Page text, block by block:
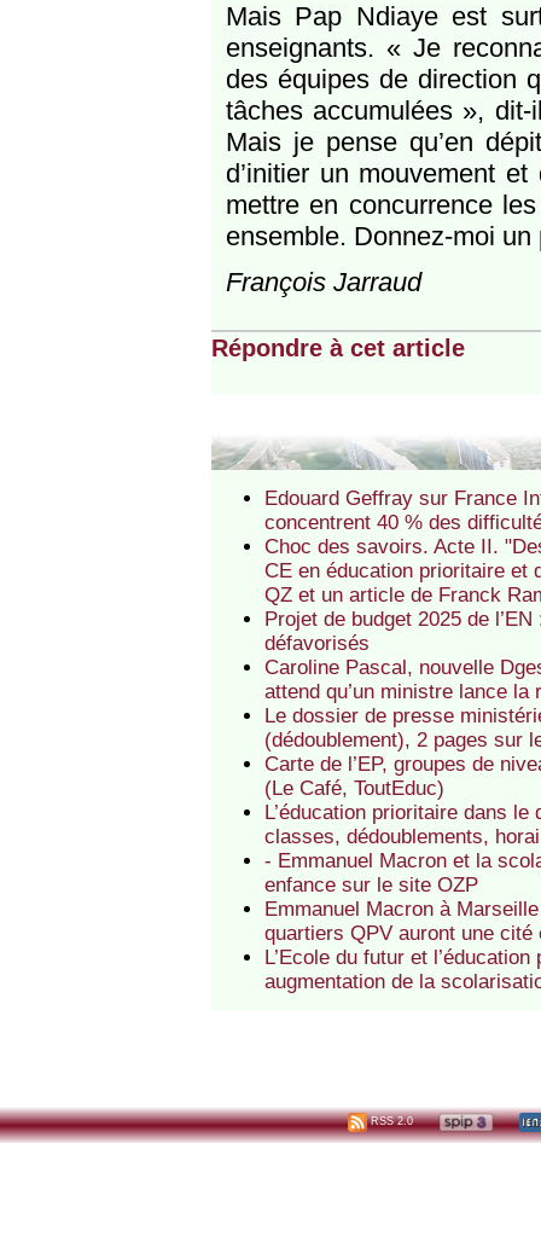
Mais Pap Ndiaye est
enseignants. « Je
des équipes de direction
tâches accumulées »,
Mais je pense qu’en
d’initier un mouvement
mettre en concurrence
ensemble. Donnez-moi un
François Jarraud
Répondre à cet article
Edouard Geffray sur France
concentrent 40 % des
Choc des savoirs. Acte II.
CE en éducation prioritaire et
QZ et un article de Franck
Projet de budget 2025 de
défavorisés
Caroline Pascal, nouvelle
attend qu’un ministre lance la
Le dossier de presse
(dédoublement), 2 pages sur
Carte de l’EP, groupes de
(Le Café, ToutEduc)
L’éducation prioritaire dans
classes, dédoublements,
- Emmanuel Macron et la
enfance sur le site OZP
Emmanuel Macron à
quartiers QPV auront une cité
L’Ecole du futur et
augmentation de la
RSS 2.0